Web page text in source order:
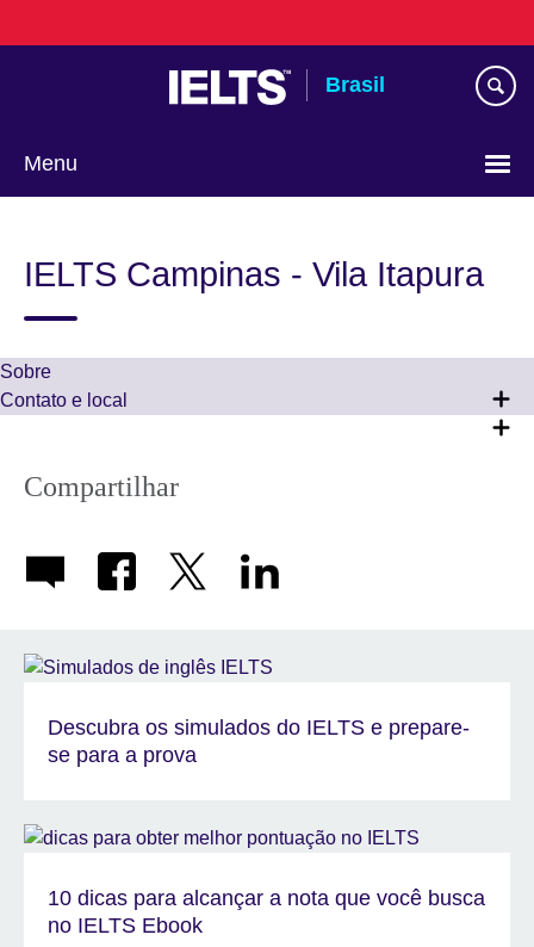
para
Brasil
Menu
language
IELTS Campinas - Vila Itapura
Sobre
Contato e local
Compartilhar
Descubra os simulados do IELTS e prepare-
se para a prova
10 dicas para alcançar a nota que você busca
no IELTS Ebook